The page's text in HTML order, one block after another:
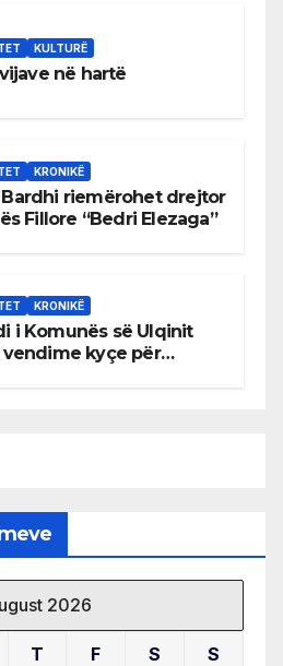
KULTURË
në hartë
KRONIKË
riemërohet drejtor
Fillore “Bedri Elezaga”
KRONIKË
i Komunës së Ulqinit
kyçe për
2026
T F S S